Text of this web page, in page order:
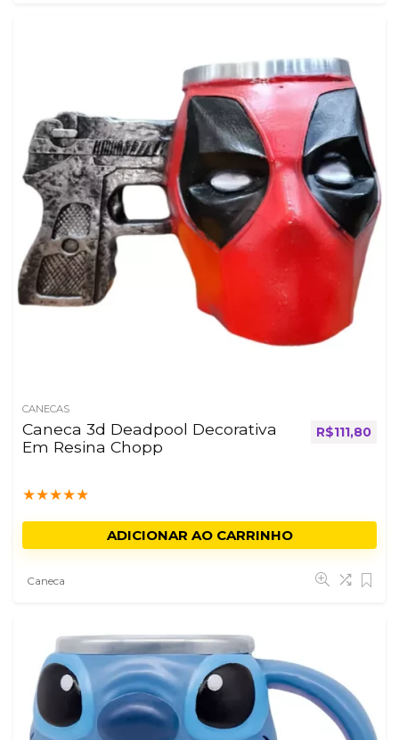
CANECAS
Caneca 3d Deadpool Decorativa
Em Resina Chopp
★★★★★
R$111,80
ADICIONAR AO CARRINHO
Caneca